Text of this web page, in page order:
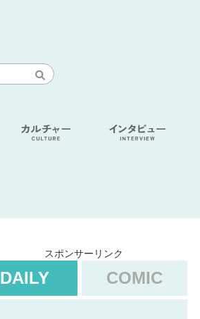
スポンサーリンク
DAILY COMIC